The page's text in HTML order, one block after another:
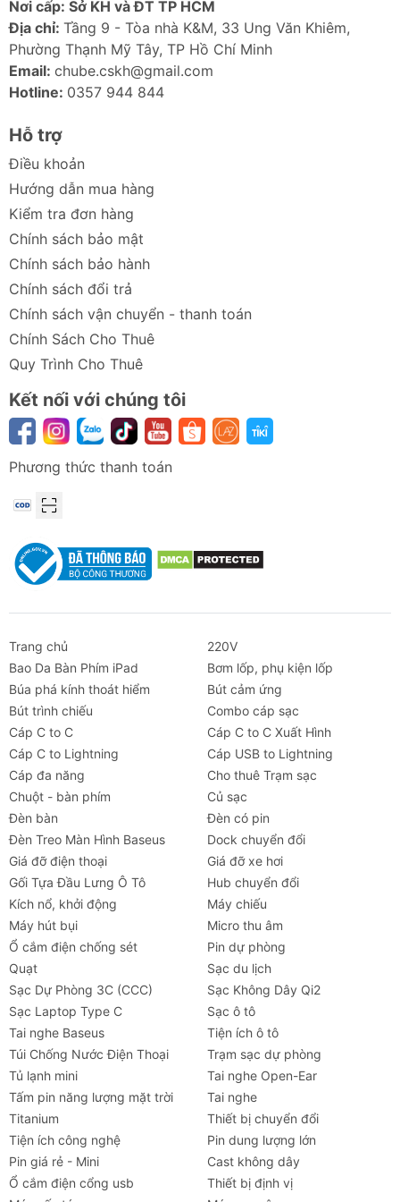
Nơi cấp: Sở KH và ĐT TP HCM
Địa chỉ: Tầng 9 - Tòa nhà K&M, 33 Ung Văn Khiêm,
Phường Thạnh Mỹ Tây, TP Hồ Chí Minh
Email: chube.cskh@gmail.com
Hotline: 0357 944 844
Hỗ trợ
Điều khoản
Hướng dẫn mua hàng
Kiểm tra đơn hàng
Chính sách bảo mật
Chính sách bảo hành
Chính sách đổi trả
Chính sách vận chuyển - thanh toán
Chính Sách Cho Thuê
Quy Trình Cho Thuê
Kết nối với chúng tôi
Phương thức thanh toán
Trang chủ
220V
Bao Da Bàn Phím iPad
Bơm lốp, phụ kiện lốp
Búa phá kính thoát hiểm
Bút cảm ứng
Bút trình chiếu
Combo cáp sạc
Cáp C to C
Cáp C to C Xuất Hình
Cáp C to Lightning
Cáp USB to Lightning
Cáp đa năng
Cho thuê Trạm sạc
Chuột - bàn phím
Củ sạc
Đèn bàn
Đèn có pin
Đèn Treo Màn Hình Baseus
Dock chuyển đổi
Giá đỡ điện thoại
Giá đỡ xe hơi
Gối Tựa Đầu Lưng Ô Tô
Hub chuyển đổi
Kích nổ, khởi động
Máy chiếu
Máy hút bụi
Micro thu âm
Ổ cắm điện chống sét
Pin dự phòng
Quạt
Sạc du lịch
Sạc Dự Phòng 3C (CCC)
Sạc Không Dây Qi2
Sạc Laptop Type C
Sạc ô tô
Tai nghe Baseus
Tiện ích ô tô
Túi Chống Nước Điện Thoại
Trạm sạc dự phòng
Tủ lạnh mini
Tai nghe Open-Ear
Tấm pin năng lượng mặt trời
Tai nghe
Titanium
Thiết bị chuyển đổi
Tiện ích công nghệ
Pin dung lượng lớn
Pin giá rẻ - Mini
Cast không dây
Ổ cắm điện cổng usb
Thiết bị định vị